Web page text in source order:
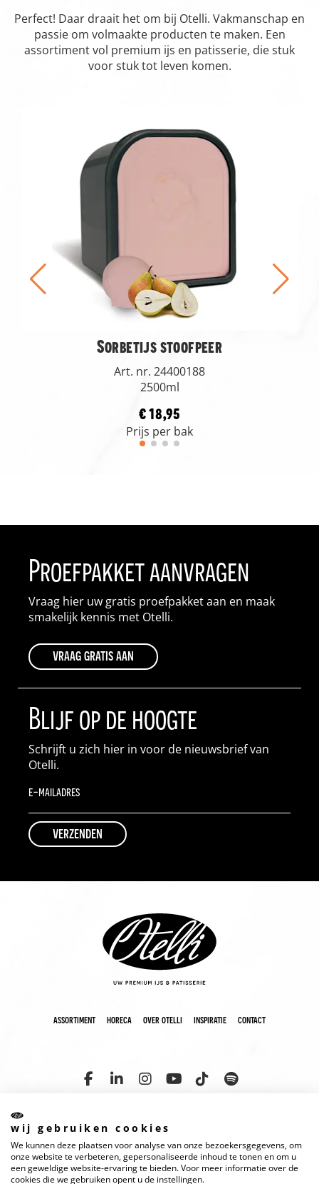
Perfect! Daar draait het om bij Otelli. Vakmanschap en
passie om volmaakte producten te maken. Een
assortiment vol premium ijs en patisserie, die stuk
voor stuk tot leven komen.
Sorbetijs stoofpeer
Art. nr. 24400188
2500ml
€ 18,95
Prijs per bak
Proefpakket aanvragen
Vraag hier uw gratis proefpakket aan en maak
smakelijk kennis met Otelli.
vraag gratis aan
Blijf op de hoogte
Schrijft u zich hier in voor de nieuwsbrief van
Otelli.
assortiment horeca over otelli inspiratie contact
copyright 2025 otelli disclaimer cookies privacyverklaring
wij gebruiken cookies
We kunnen deze plaatsen voor analyse van onze bezoekersgegevens, om
onze website te verbeteren, gepersonaliseerde inhoud te tonen en om u
een geweldige website-ervaring te bieden. Voor meer informatie over de
cookies die we gebruiken opent u de instellingen.